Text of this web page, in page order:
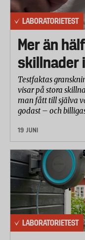
LABORATORIETEST
Mer än
skillnader
Testfaktas
visar på stora
man fått till själva
godast – och
19 JUNI
LABORATORIETEST